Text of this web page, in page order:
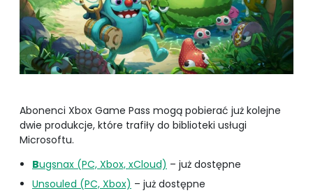
Abonenci Xbox Game Pass mogą pobierać już kolejne
dwie produkcje, które trafiły do biblioteki usługi
Microsoftu.
Bugsnax (PC, Xbox, xCloud) – już dostępne
Unsouled (PC, Xbox) – już dostępne